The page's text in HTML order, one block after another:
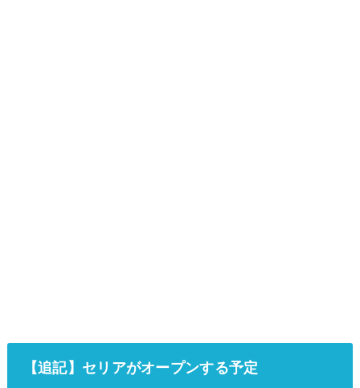
【追記】セリアがオープンする予定